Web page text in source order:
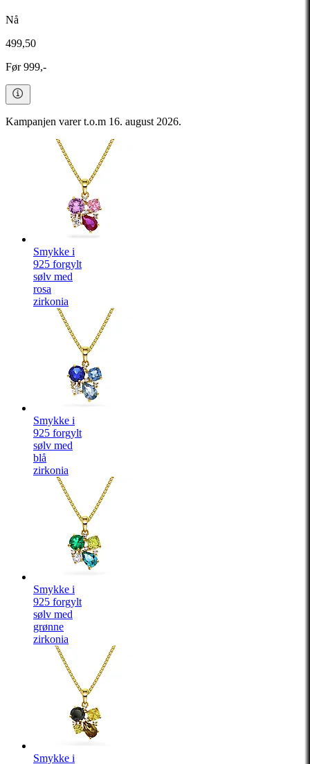
Nå
499,50
Før 999,-
Kampanjen varer t.o.m 16. august 2026.
Smykke i
925 forgylt
sølv med
rosa
zirkonia
Smykke i
925 forgylt
sølv med
blå
zirkonia
Smykke i
925 forgylt
sølv med
grønne
zirkonia
Smykke i